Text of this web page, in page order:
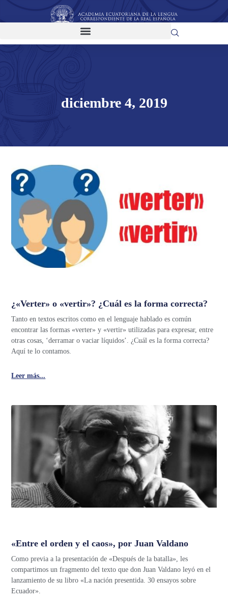
diciembre 4, 2019
¿«Verter» o «vertir»? ¿Cuál es la forma correcta?
Tanto en textos escritos como en el lenguaje hablado es común
encontrar las formas «verter» y «vertir» utilizadas para expresar, entre
otras cosas, ‘derramar o vaciar líquidos’. ¿Cuál es la forma correcta?
Aquí te lo contamos.
Leer más...
«Entre el orden y el caos», por Juan Valdano
Como previa a la presentación de «Después de la batalla», les
compartimos un fragmento del texto que don Juan Valdano leyó en el
lanzamiento de su libro «La nación presentida. 30 ensayos sobre
Ecuador».